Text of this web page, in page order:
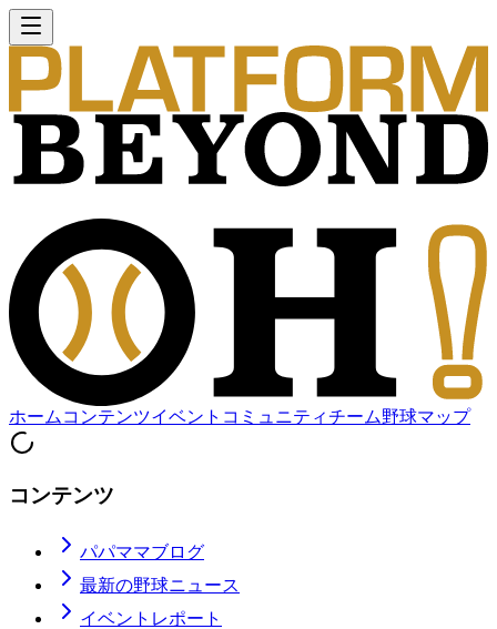
ホーム コンテンツイベント コミュニティチーム野球マップ
コンテンツ
パパママブログ
最新の野球ニュース
イベントレポート